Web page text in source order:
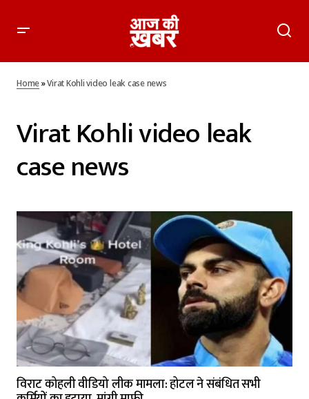
Home»Virat Kohli video leak case news
Virat Kohli video leak
case news
विराट कोहली वीडियो लीक मामला: होटल ने संबंधित सभी